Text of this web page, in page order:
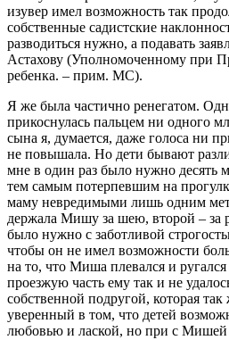
изувер имел возможность так
собственные садистские
разводиться нужно, а подавать
Астахову (Уполномоченному при
ребенка. – прим. МС).
Я же была частично ренегатом.
прикоснулась пальцем ни одного
сына я, думается, даже голоса ни
не повышала. Но дети бывают
мне в один раз было нужно десять
тем самым потерпевшим на
маму невредимыми лишь одним
держала Мишу за шею, второй – за
было нужно с заботливой
чтобы он не имел возможности
на то, что Миша плевался и
проезжую часть ему так и не
собственной подругой, которая
уверенный в том, что детей
любовью и лаской, но при с Мишей